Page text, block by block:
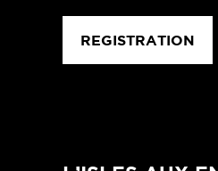
REGISTRATION